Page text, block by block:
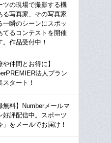
ツの現場で撮影する機
る写真家、その写真家
一瞬のシーンにスポッ
てるコンテストを開催
。作品受付中！
や仲間とお得に】
法人プラン
スタート！
無料】Numberメールマ
好評配信中。スポーツ
」をメールでお届け！